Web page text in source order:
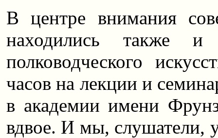
В центре внимания
находились также и
полководческого
часов на лекции и
в академии имени
вдвое. И мы, слушатели,